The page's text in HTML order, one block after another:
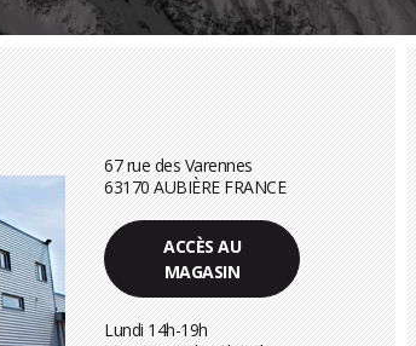
67 rue des Varennes
63170 AUBIÈRE FRANCE
ACCÈS AU
MAGASIN
Lundi 14h-19h